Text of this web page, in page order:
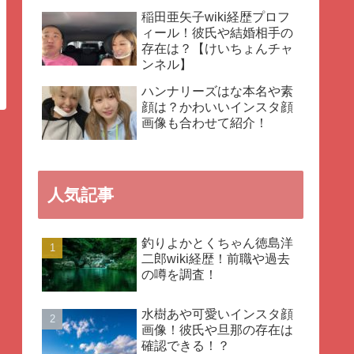
稲田亜矢子wiki経歴プロフ
ィール！彼氏や結婚相手の
存在は？【けいちょんチャ
ンネル】
ハンナリーズはな本名や素
顔は？かわいいインスタ顔
画像も合わせて紹介！
人気記事
釣りよかとくちゃん徳島洋
二郎wiki経歴！前職や過去
の噂を調査！
水樹あや可愛いインスタ顔
画像！彼氏や旦那の存在は
確認できる！？